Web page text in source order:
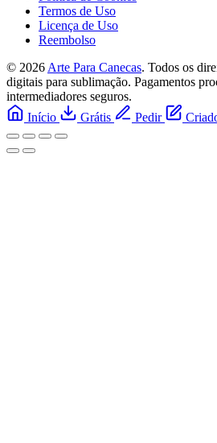
Termos de Uso
Licença de Uso
Reembolso
© 2026 Arte Para Canecas. Todos os
digitais para sublimação. Pagamentos
intermediadores seguros.
Início
Grátis Pedir